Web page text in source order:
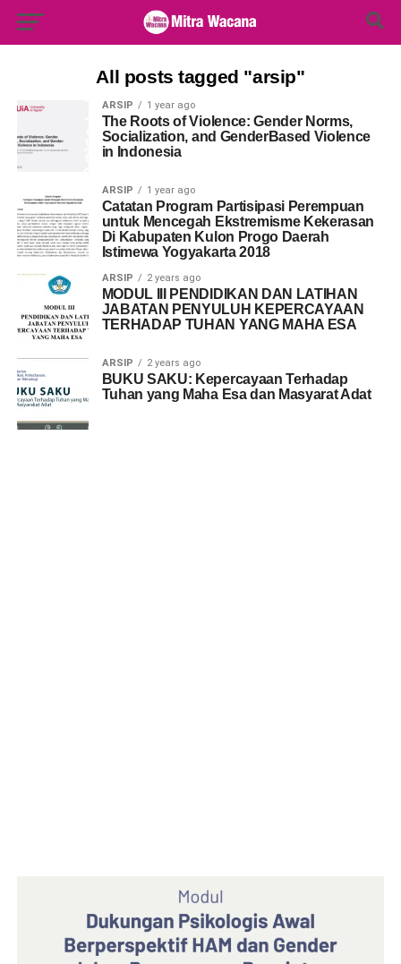
for:
All posts tagged "arsip"
ARSIP 1 year ago
The Roots of Violence: Gender Norms,
Socialization, and GenderBased Violence
in Indonesia
ARSIP 1 year ago
Catatan Program Partisipasi Perempuan
untuk Mencegah Ekstremisme Kekerasan
Di Kabupaten Kulon Progo Daerah
Istimewa Yogyakarta 2018
ARSIP 2 years ago
MODUL III PENDIDIKAN DAN LATIHAN
JABATAN PENYULUH KEPERCAYAAN
TERHADAP TUHAN YANG MAHA ESA
ARSIP 2 years ago
BUKU SAKU: Kepercayaan Terhadap
Tuhan yang Maha Esa dan Masyarat Adat